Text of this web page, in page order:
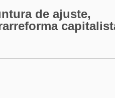
de ajuste,